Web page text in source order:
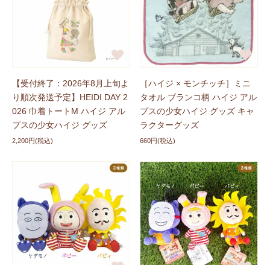
POPEE the ぱフォーマーグッズに 「ヘアバンド」が登
場しました！ぜひチェックしてくださいね。
2026/04/16 新商品に追加しました
タオル」が登場しました！ぜひチェックしてください
ね。
2026/04/03 新商品に追加しました
「フェイスタオル」、「バスタオル」が登場しま
した！ぜひチェックしてくださいね。
2026/03/26 新商品に追加しました
ハイジグッズに「ユキちゃん マスコット ハイジのお洋
服」 が登場しました！ぜひチェックしてくださいね。
【受付終了：2026年8月上旬よ
り順次発送予定】HEIDI DAY 2
026 巾着トートM ハイジ アル
プスの少女ハイジ グッズ
2,200円(税込)
［ハイジ × モンチッチ］ミニ
タオル ブランコ柄 ハイジ アル
プスの少女ハイジ グッズ キャ
ラクターグッズ
660円(税込)